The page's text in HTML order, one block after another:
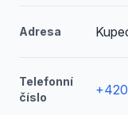
Adresa
Telefonní
číslo